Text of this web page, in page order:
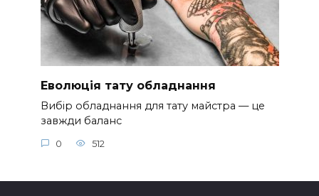
Еволюція тату обладнання
Вибір обладнання для тату майстра — це
завжди баланс
0 512